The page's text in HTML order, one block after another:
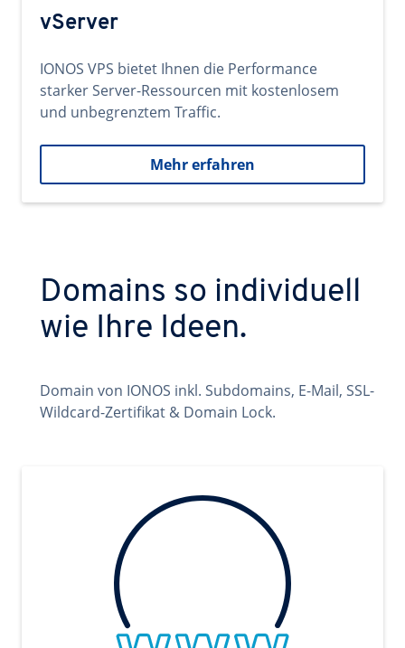
vServer
IONOS VPS bietet Ihnen die Performance
starker Server-Ressourcen mit kostenlosem
und unbegrenztem Traffic.
Mehr erfahren
Domains so individuell
wie Ihre Ideen.
Domain von IONOS inkl. Subdomains, E-Mail, SSL-
Wildcard-Zertifikat & Domain Lock.